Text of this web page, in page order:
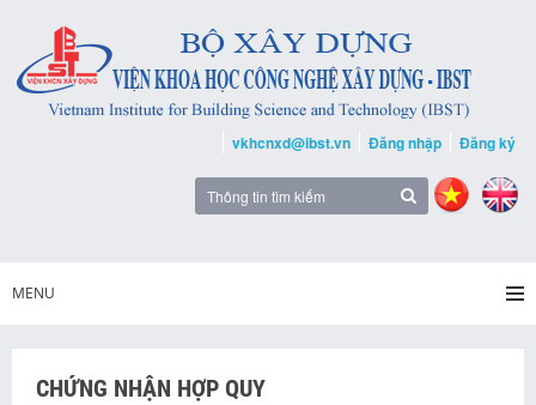
vkhcnxd@ibst.vn Đăng nhập Đăng ký
MENU
CHỨNG NHẬN HỢP QUY